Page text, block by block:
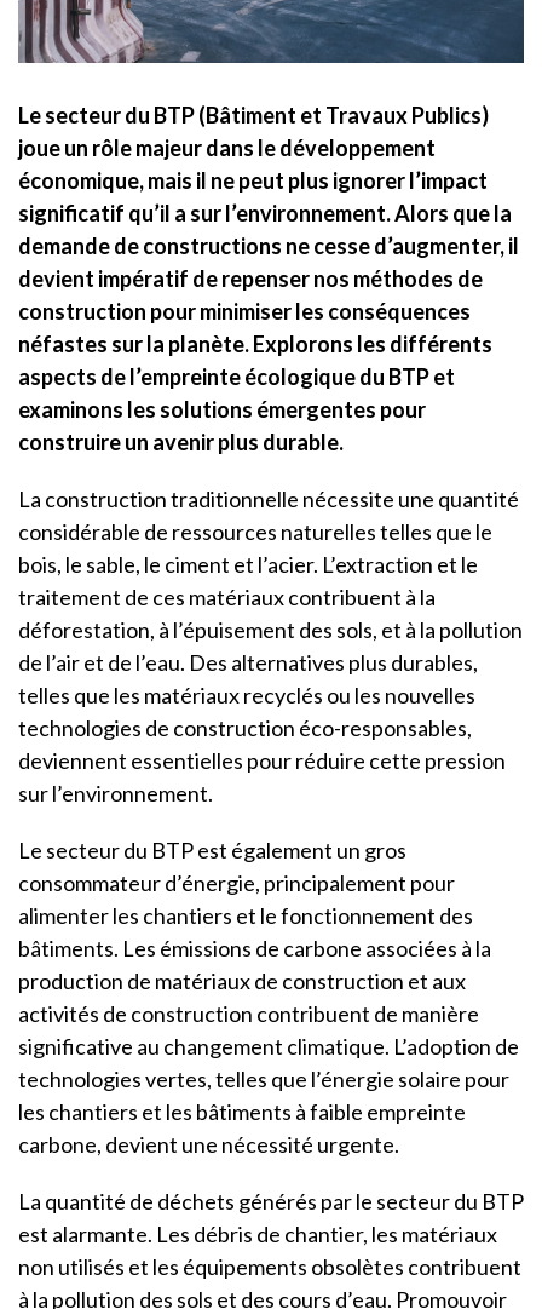
Le secteur du BTP (Bâtiment et Travaux Publics)
joue un rôle majeur dans le développement
économique, mais il ne peut plus ignorer l’impact
significatif qu’il a sur l’environnement. Alors que la
demande de constructions ne cesse d’augmenter, il
devient impératif de repenser nos méthodes de
construction pour minimiser les conséquences
néfastes sur la planète. Explorons les différents
aspects de l’empreinte écologique du BTP et
examinons les solutions émergentes pour
construire un avenir plus durable.
La construction traditionnelle nécessite une quantité
considérable de ressources naturelles telles que le
bois, le sable, le ciment et l’acier. L’extraction et le
traitement de ces matériaux contribuent à la
déforestation, à l’épuisement des sols, et à la pollution
de l’air et de l’eau. Des alternatives plus durables,
telles que les matériaux recyclés ou les nouvelles
technologies de construction éco-responsables,
deviennent essentielles pour réduire cette pression
sur l’environnement.
Le secteur du BTP est également un gros
consommateur d’énergie, principalement pour
alimenter les chantiers et le fonctionnement des
bâtiments. Les émissions de carbone associées à la
production de matériaux de construction et aux
activités de construction contribuent de manière
significative au changement climatique. L’adoption de
technologies vertes, telles que l’énergie solaire pour
les chantiers et les bâtiments à faible empreinte
carbone, devient une nécessité urgente.
La quantité de déchets générés par le secteur du BTP
est alarmante. Les débris de chantier, les matériaux
non utilisés et les équipements obsolètes contribuent
à la pollution des sols et des cours d’eau. Promouvoir